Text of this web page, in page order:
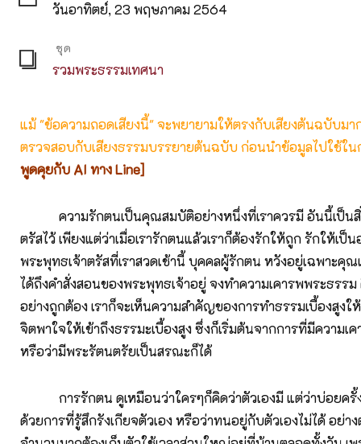
วันอาทิตย์, 23 พฤษภาคม 2564
ชุด
รวมพระธรรมเทศนา
แม้ "ข้อความถอดเสียงนี้" จะพยายามให้ตรงกับเสียงต้นฉบับม
ตรวจสอบกับเสียงธรรมบรรยายต้นฉบับ ก่อนนำข้อมูลไปใช้ใน
พูดคุยกับ AI ทาง Line]
ความรักตนเป็นคุณสมบัติอย่างหนึ่งที่เราควรมี อันนี้เป็นสิ่
ตรัสไว้ เพียงแต่ว่าเมื่อเรารักตนแล้วเราก็ต้องรักให้ถูก รักให้เป็
พระพุทธเจ้าตรัสที่เราสวดเช้านี้ บุคคลผู้รักตน หวังอยู่เฉพาะคุณ
ได้ถึงคำสั่งสอนของพระพุทธเจ้าอยู่ จงทำความเคารพพระธรร
อย่างถูกต้อง เราก็จะเห็นความสำคัญของการทำธรรมเบื้องสูงใ
จิตพาใจให้เข้าถึงธรรมะเบื้องสูง ซึ่งก็เริ่มต้นจากการที่มีความเ
หรือว่ามีพระรัตนตรัยเป็นสรณะก็ได้
การรักตน ดูเหมือนว่าใครๆก็คิดว่าตัวเองมี แต่ว่าบ่อยครั้
ด้วยการที่รู้สึกรังเกียจตัวเอง หรือว่าทนอยู่กับตัวเองไม่ได้ อย่